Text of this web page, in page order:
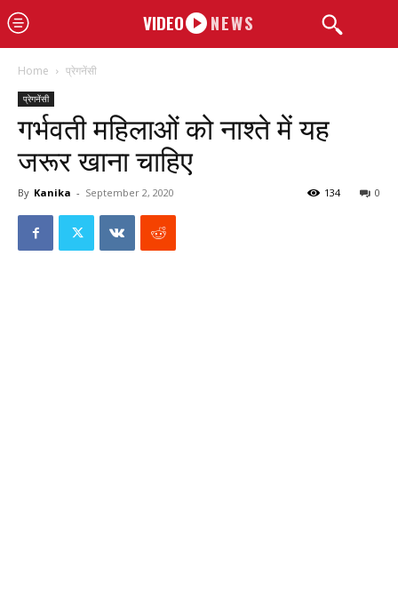
VIDEO NEWS
Home प्रेगनेंसी
प्रेगनेंसी
गर्भवती महिलाओं को नाश्ते में यह
जरूर खाना चाहिए
By Kanika - September 2, 2020 0
134